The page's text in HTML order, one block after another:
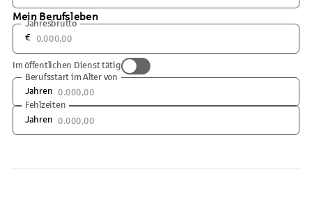
Mein Berufsleben
Jahresbrutto
€
Im öffentlichen Dienst tätig
Berufsstart im Alter von
Jahren
Fehlzeiten
Jahren